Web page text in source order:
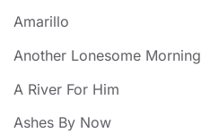
Amarillo
Another Lonesome Morning
A River For Him
Ashes By Now